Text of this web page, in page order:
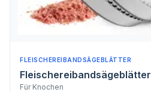
FLEISCHEREIBANDSÄGEBLÄTTER
Fleischereibandsägeblätter
Für Knochen